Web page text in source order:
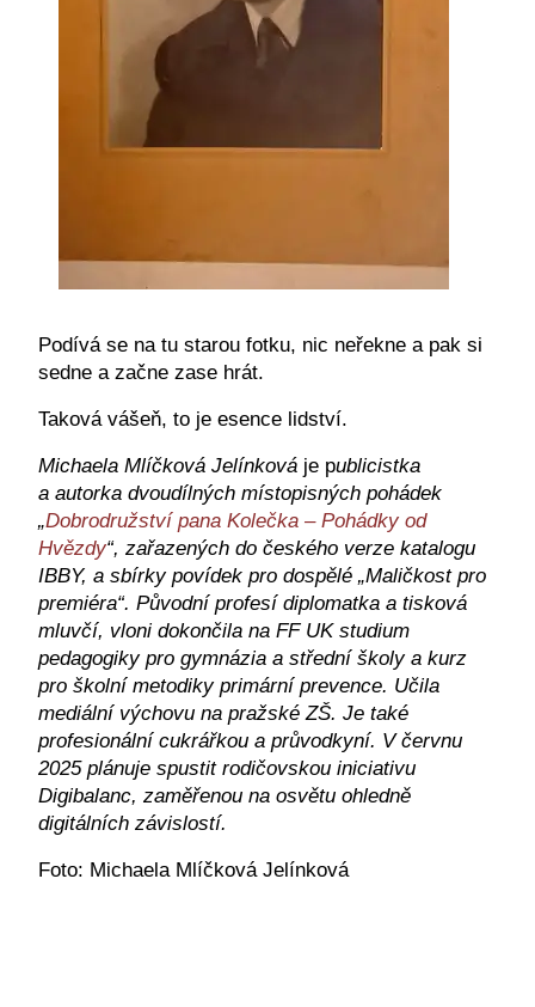
Podívá se na tu starou fotku, nic neřekne a pak si
sedne a začne zase hrát.
Taková vášeň, to je esence lidství.
Michaela Mlíčková Jelínková je publicistka
a autorka dvoudílných místopisných pohádek
„Dobrodružství pana Kolečka – Pohádky od
Hvězdy“, zařazených do českého verze katalogu
IBBY, a sbírky povídek pro dospělé „Maličkost pro
premiéra“. Původní profesí diplomatka a tisková
mluvčí, vloni dokončila na FF UK studium
pedagogiky pro gymnázia a střední školy a kurz
pro školní metodiky primární prevence. Učila
mediální výchovu na pražské ZŠ. Je také
profesionální cukrářkou a průvodkyní. V červnu
2025 plánuje spustit rodičovskou iniciativu
Digibalanc, zaměřenou na osvětu ohledně
digitálních závislostí.
Foto: Michaela Mlíčková Jelínková